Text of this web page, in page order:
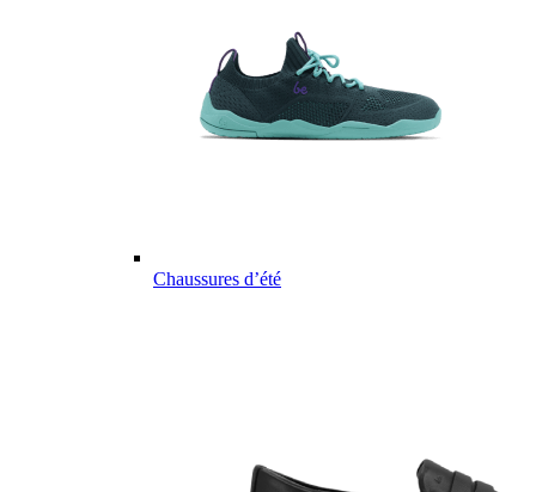
Chaussures d’été